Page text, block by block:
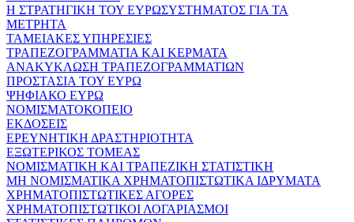
Η ΣΤΡΑΤΗΓΙΚΗ ΤΟΥ ΕΥΡΩΣΥΣΤΗΜΑΤΟΣ ΓΙΑ ΤΑ
ΜΕΤΡΗΤΑ
ΤΑΜΕΙΑΚΕΣ ΥΠΗΡΕΣΙΕΣ
ΤΡΑΠΕΖΟΓΡΑΜΜΑΤΙΑ ΚΑΙ ΚΕΡΜΑΤΑ
ΑΝΑΚΥΚΛΩΣΗ ΤΡΑΠΕΖΟΓΡΑΜΜΑΤΙΩΝ
ΠΡΟΣΤΑΣΙΑ ΤΟΥ ΕΥΡΩ
ΨΗΦΙΑΚΟ ΕΥΡΩ
ΝΟΜΙΣΜΑΤΟΚΟΠΕΙΟ
ΕΚΔΟΣΕΙΣ
ΕΡΕΥΝΗΤΙΚΗ ΔΡΑΣΤΗΡΙΟΤΗΤΑ
ΕΞΩΤΕΡΙΚΟΣ ΤΟΜΕΑΣ
ΝΟΜΙΣΜΑΤΙΚΗ ΚΑΙ ΤΡΑΠΕΖΙΚΗ ΣΤΑΤΙΣΤΙΚΗ
ΜΗ ΝΟΜΙΣΜΑΤΙΚΑ ΧΡΗΜΑΤΟΠΙΣΤΩΤΙΚΑ ΙΔΡΥΜΑΤΑ
ΧΡΗΜΑΤΟΠΙΣΤΩΤΙΚΕΣ ΑΓΟΡΕΣ
ΧΡΗΜΑΤΟΠΙΣΤΩΤΙΚΟΙ ΛΟΓΑΡΙΑΣΜΟΙ